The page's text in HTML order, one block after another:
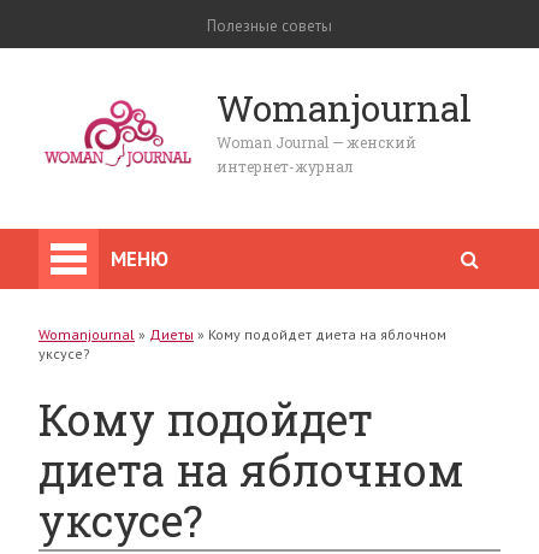
Полезные советы
Womanjournal
Woman Journal — женский
интернет-журнал
МЕНЮ
Womanjournal » Диеты » Кому подойдет диета на яблочном
уксусе?
Кому подойдет
диета на яблочном
уксусе?